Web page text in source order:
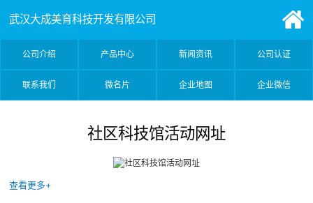
武汉大成美育科技开发有限公司
公司介绍 产品中心 新闻资讯 公司认证
联系我们 微名片 企业地图 企业微信
社区科技馆活动网址
查看更多+